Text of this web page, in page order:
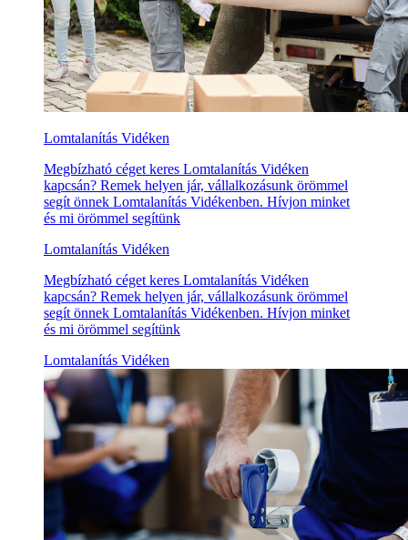
Lomtalanítás Vidéken
Megbízható céget keres Lomtalanítás Vidéken
kapcsán? Remek helyen jár, vállalkozásunk örömmel
segít önnek Lomtalanítás Vidékenben. Hívjon minket
és mi örömmel segítünk
Lomtalanítás Vidéken
Megbízható céget keres Lomtalanítás Vidéken
kapcsán? Remek helyen jár, vállalkozásunk örömmel
segít önnek Lomtalanítás Vidékenben. Hívjon minket
és mi örömmel segítünk
Lomtalanítás Vidéken